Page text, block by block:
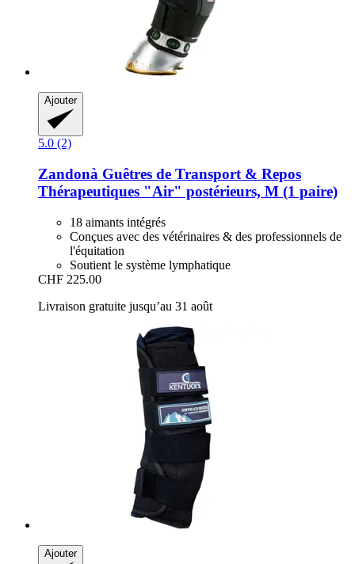
Ajouter
5.0 (2)
Zandonà Guêtres de Transport & Repos
Thérapeutiques "Air" postérieurs, M (1 paire)
18 aimants intégrés
Conçues avec des vétérinaires & des professionnels de
l'équitation
Soutient le système lymphatique
CHF 225.00
Livraison gratuite jusqu’au 31 août
Ajouter